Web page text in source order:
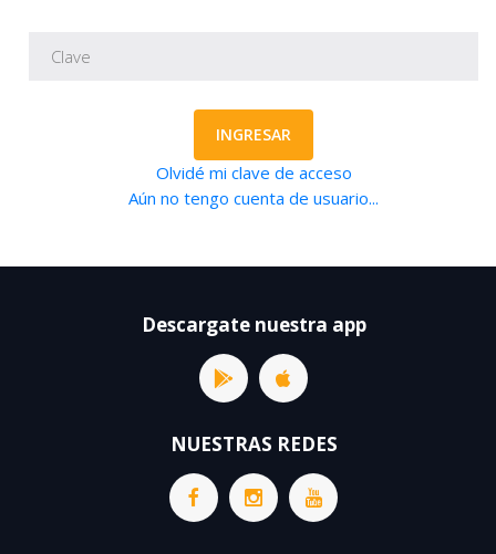
INGRESAR
Olvidé mi clave de acceso
Aún no tengo cuenta de usuario...
Descargate nuestra app
NUESTRAS REDES